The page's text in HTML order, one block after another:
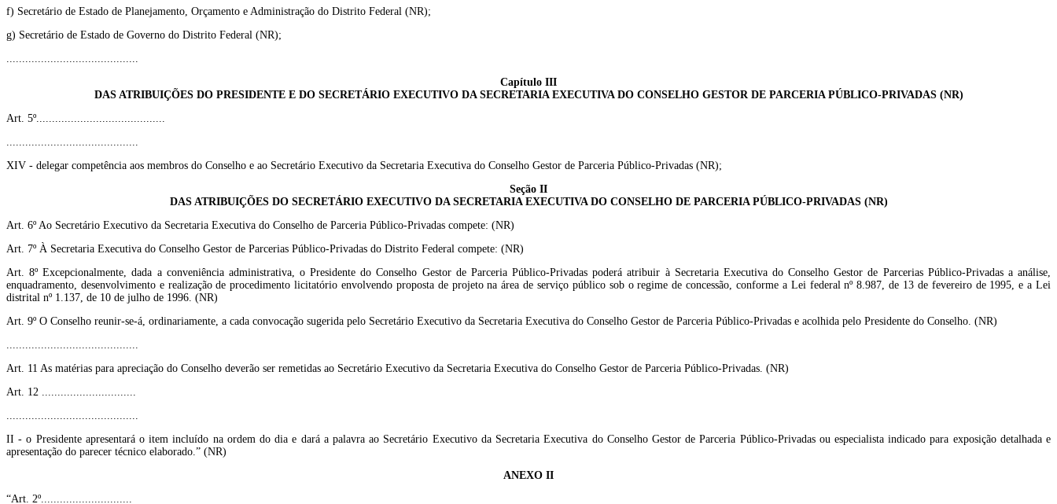
f) Secretário de Estado de Planejamento, Orçamento e Administração do Distrito Federal (NR);
g) Secretário de Estado de Governo do Distrito Federal (NR);
..........................................
Capítulo III
DAS ATRIBUIÇÕES DO PRESIDENTE E DO SECRETÁRIO EXECUTIVO DA SECRETARIA EXECUTIVA DO CONSELHO GESTOR DE PARCERIA PÚBLICO-PRIVADAS (NR)
Art. 5º.........................................
..........................................
XIV - delegar competência aos membros do Conselho e ao Secretário Executivo da Secretaria Executiva do Conselho Gestor de Parceria Público-Privadas (NR);
Seção II
DAS ATRIBUIÇÕES DO SECRETÁRIO EXECUTIVO DA SECRETARIA EXECUTIVA DO CONSELHO DE PARCERIA PÚBLICO-PRIVADAS (NR)
Art. 6º Ao Secretário Executivo da Secretaria Executiva do Conselho de Parceria Público-Privadas compete: (NR)
Art. 7º À Secretaria Executiva do Conselho Gestor de Parcerias Público-Privadas do Distrito Federal compete: (NR)
Art. 8º Excepcionalmente, dada a conveniência administrativa, o Presidente do Conselho Gestor de Parceria Público-Privadas poderá atribuir à Secretaria Executiva do Conselho Gestor de Parcerias Público-Privadas a análise,
enquadramento, desenvolvimento e realização de procedimento licitatório envolvendo proposta de projeto na área de serviço público sob o regime de concessão, conforme a Lei federal nº 8.987, de 13 de fevereiro de 1995, e a Lei
distrital nº 1.137, de 10 de julho de 1996. (NR)
Art. 9º O Conselho reunir-se-á, ordinariamente, a cada convocação sugerida pelo Secretário Executivo da Secretaria Executiva do Conselho Gestor de Parceria Público-Privadas e acolhida pelo Presidente do Conselho. (NR)
..........................................
Art. 11 As matérias para apreciação do Conselho deverão ser remetidas ao Secretário Executivo da Secretaria Executiva do Conselho Gestor de Parceria Público-Privadas. (NR)
Art. 12 ..............................
..........................................
II - o Presidente apresentará o item incluído na ordem do dia e dará a palavra ao Secretário Executivo da Secretaria Executiva do Conselho Gestor de Parceria Público-Privadas ou especialista indicado para exposição detalhada e
apresentação do parecer técnico elaborado.” (NR)
ANEXO II
“Art. 2º.............................